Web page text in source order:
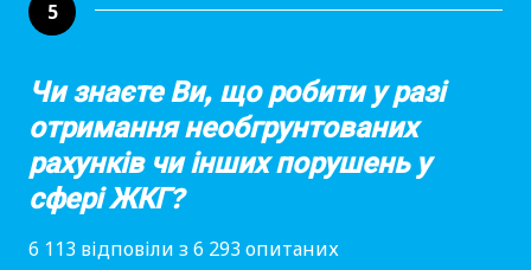
5
Чи знаєте Ви, що робити у разі
отримання необгрунтованих
рахунків чи інших порушень у
сфері ЖКГ?
6 113 відповіли з 6 293 опитаних